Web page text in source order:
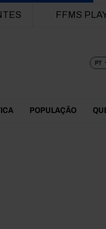
FFMS
PT
POPULAÇÃO